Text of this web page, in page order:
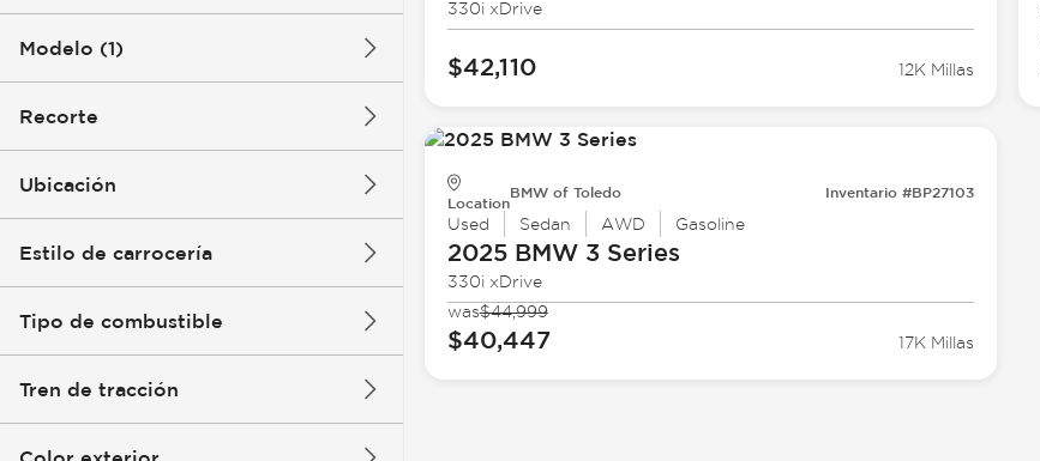
Modelo (1)
Recorte
Ubicación
Estilo de carrocería
Tipo de combustible
Tren de tracción
330i xDrive
$42,110 12K Millas
Location
BMW of Toledo Inventario #BP27103
Used Sedan AWD Gasoline
2025 BMW3 Series
330i xDrive
was$44,999
$40,447 17K Millas